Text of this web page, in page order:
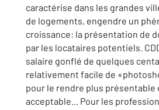
caractérise dans les grandes
de logements, engendre un
croissance: la présentation de
par les locataires potentiels.
salaire gonflé de quelques
relativement facile de
pour le rendre plus présentable
acceptable... Pour les